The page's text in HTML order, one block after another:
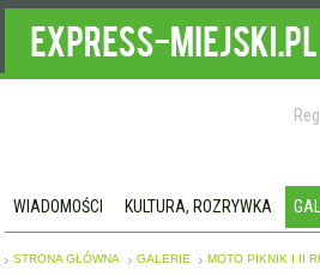
WIADOMOŚCI KULTURA, ROZRYWKA
STRONA GŁÓWNA GALERIE
MOTO PIKNIK I II